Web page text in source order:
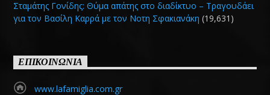
Σταμάτης Γονίδης: Θύμα απάτης στο διαδίκτυο – Τραγουδάει
για τον Βασίλη Καρρά με τον Νοτη Σφακιανάκη (19,631)
ΕΠΙΚΟΙΝΩΝΙΑ
www.lafamiglia.com.gr